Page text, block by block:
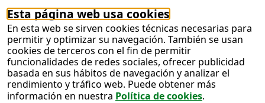
Esta página web usa cookies
En esta web se sirven cookies técnicas necesarias para
permitir y optimizar su navegación. También se usan
cookies de terceros con el fin de permitir
funcionalidades de redes sociales, ofrecer publicidad
basada en sus hábitos de navegación y analizar el
rendimiento y tráfico web. Puede obtener más
información en nuestra Política de cookies.